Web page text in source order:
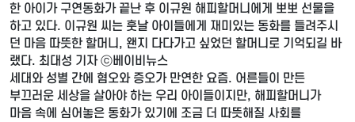
한 아이가 구연동화가 끝난 후 이규원 해피할머니에게 뽀뽀 선물을
하고 있다. 이규원 씨는 훗날 아이들에게 재미있는 동화를 들려주시
던 마음 따뜻한 할머니, 왠지 다다가고 싶었던 할머니로 기억되길 바
랬다. 최대성 기자 ⓒ베이비뉴스
세대와 성별 간에 혐오와 증오가 만연한 요즘. 어른들이 만든
부끄러운 세상을 살아야 하는 우리 아이들이지만, 해피할머니가
마음 속에 심어놓은 동화가 있기에 조금 더 따뜻해질 사회를